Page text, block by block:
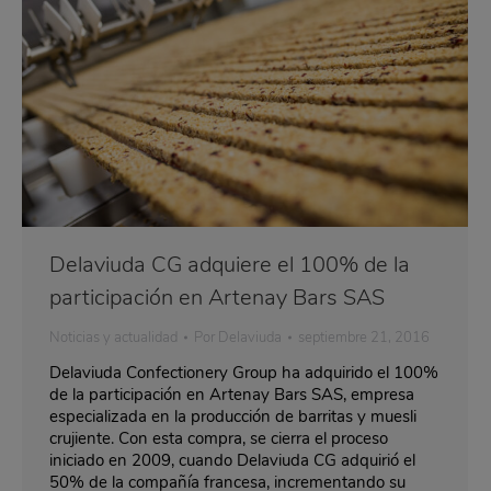
Delaviuda CG adquiere el 100% de la
participación en Artenay Bars SAS
Noticias y actualidad Por Delaviuda septiembre 21, 2016
Delaviuda Confectionery Group ha adquirido el 100%
de la participación en Artenay Bars SAS, empresa
especializada en la producción de barritas y muesli
crujiente. Con esta compra, se cierra el proceso
iniciado en 2009, cuando Delaviuda CG adquirió el
50% de la compañía francesa, incrementando su